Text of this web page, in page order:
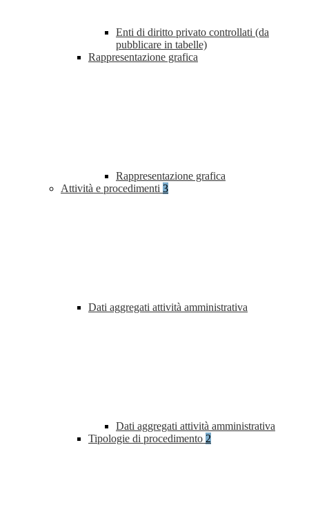
Enti di diritto privato controllati (da
pubblicare in tabelle)
Rappresentazione grafica
Rappresentazione grafica
Attività e procedimenti 3
Dati aggregati attività amministrativa
Dati aggregati attività amministrativa
Tipologie di procedimento 2